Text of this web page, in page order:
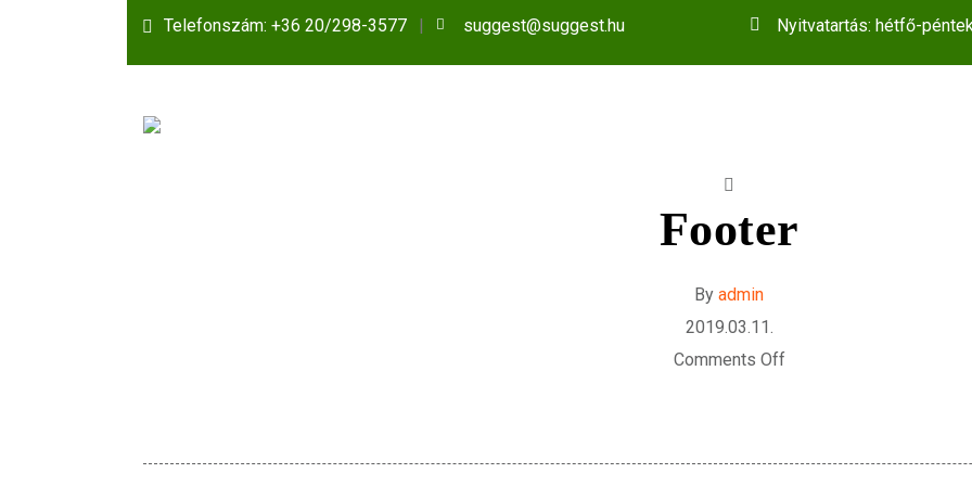
Telefonszám: +36 20/298-3577 suggest@suggest.hu Nyitvatartás: hétfő-
Footer
By admin
2019.03.11.
Comments Off